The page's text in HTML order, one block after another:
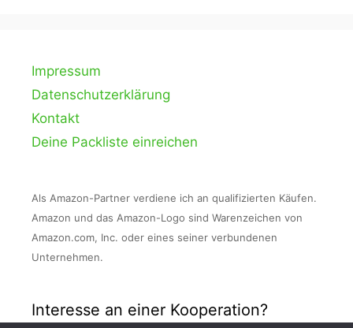
Impressum
Datenschutzerklärung
Kontakt
Deine Packliste einreichen
Als Amazon-Partner verdiene ich an qualifizierten Käufen.
Amazon und das Amazon-Logo sind Warenzeichen von
Amazon.com, Inc. oder eines seiner verbundenen
Unternehmen.
Interesse an einer Kooperation?